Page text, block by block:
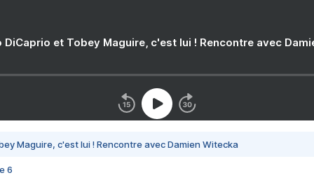
DiCaprio et Tobey Maguire, c'est lui ! Rencontre avec
Maguire, c'est lui ! Rencontre avec Damien Witecka
6